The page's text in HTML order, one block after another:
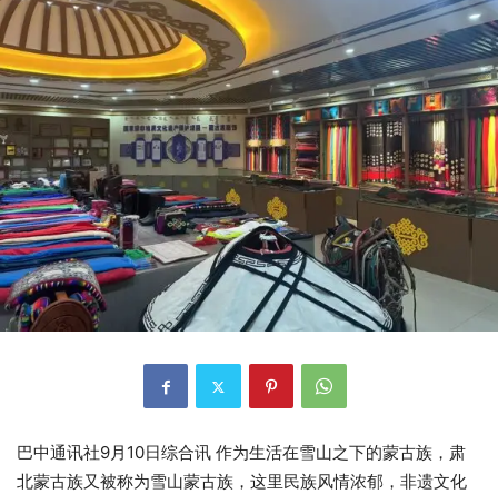
巴中通讯社9月10日综合讯 作为生活在雪山之下的蒙古族，肃
北蒙古族又被称为雪山蒙古族，这里民族风情浓郁，非遗文化